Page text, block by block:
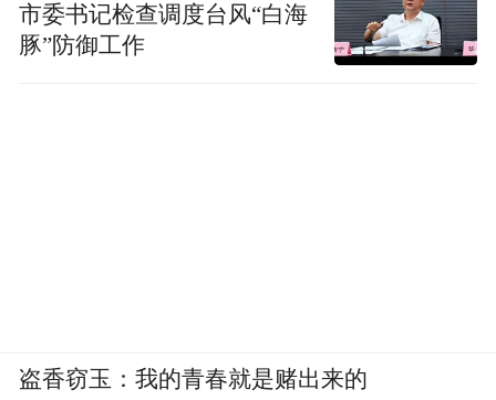
市委书记检查调度台风“白海
豚”防御工作
盗香窃玉：我的青春就是赌出来的